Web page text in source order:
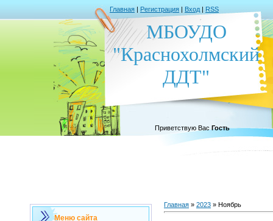
Главная | Регистрация | Вход | RSS
МБОУДО
"Краснохолмский
ДДТ"
Приветствую Вас Гость
Меню сайта
Главная » 2023 » Ноябрь